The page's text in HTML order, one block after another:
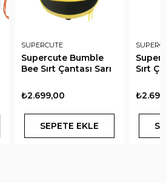
SUPERCUTE
Supercute Bumble
Bee Sırt Çantası Sarı
₺2.699,00
SEPETE EKLE
Sırt